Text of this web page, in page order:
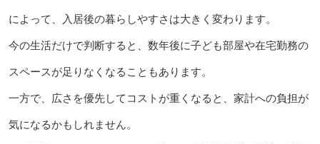
によって、入居後の暮らしやすさは大きく変わります。
今の生活だけで判断すると、数年後に子ども部屋や在宅勤務の
スペースが足りなくなることもあります。
一方で、広さを優先してコストが重くなると、家計への負担が
気になるかもしれません。